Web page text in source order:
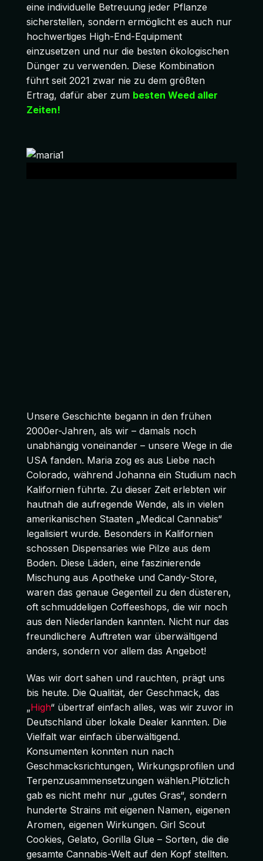
eine individuelle Betreuung jeder Pflanze
sicherstellen, sondern ermöglicht es auch nur
hochwertiges High-End-Equipment
einzusetzen und nur die besten ökologischen
Dünger zu verwenden. Diese Kombination
führt seit 2021 zwar nie zu dem größten
Ertrag, dafür aber zum besten Weed aller
Zeiten!
Unsere Geschichte begann in den frühen
2000er-Jahren, als wir – damals noch
unabhängig voneinander – unsere Wege in die
USA fanden. Maria zog es aus Liebe nach
Colorado, während Johanna ein Studium nach
Kalifornien führte. Zu dieser Zeit erlebten wir
hautnah die aufregende Wende, als in vielen
amerikanischen Staaten „Medical Cannabis“
legalisiert wurde. Besonders in Kalifornien
schossen Dispensaries wie Pilze aus dem
Boden. Diese Läden, eine faszinierende
Mischung aus Apotheke und Candy-Store,
waren das genaue Gegenteil zu den düsteren,
oft schmuddeligen Coffeeshops, die wir noch
aus den Niederlanden kannten. Nicht nur das
freundlichere Auftreten war überwältigend
anders, sondern vor allem das Angebot!
Was wir dort sahen und rauchten, prägt uns
bis heute. Die Qualität, der Geschmack, das
„High“ übertraf einfach alles, was wir zuvor in
Deutschland über lokale Dealer kannten. Die
Vielfalt war einfach überwältigend.
Konsumenten konnten nun nach
Geschmacksrichtungen, Wirkungsprofilen und
Terpenzusammensetzungen wählen.Plötzlich
gab es nicht mehr nur „gutes Gras“, sondern
hunderte Strains mit eigenen Namen, eigenen
Aromen, eigenen Wirkungen. Girl Scout
Cookies, Gelato, Gorilla Glue – Sorten, die die
gesamte Cannabis-Welt auf den Kopf stellten.